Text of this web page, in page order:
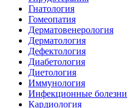
Гнатология
Гомеопатия
Дерматовенерология
Дерматология
Дефектология
Диабетология
Диетология
Иммунология
Инфекционные болезни
Кардиология